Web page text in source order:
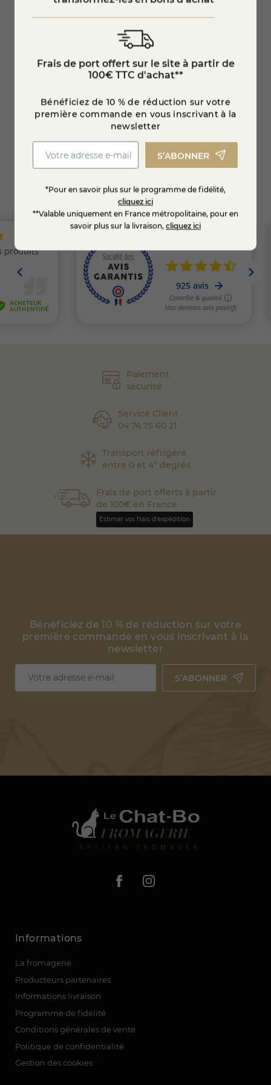
Confiture Extra de Mûre
6,95 €
Ajouter au panier
Paiement
sécurisé
Service Client
04 74 75 60 21
Transport réfrigéré
entre 0 et 4° degrés
Frais de port offerts à partir
de 100€ en France
Estimer vos frais d'expédition
Bénéficiez de 10 % de réduction sur votre
première commande en vous inscrivant à la
newsletter
S’ABONNER
Informations
La fromagerie
Producteurs partenaires
Informations livraison
Programme de fidélité
Conditions générales de vente
Politique de confidentialité
Gestion des cookies
Frais de port offert sur le site à partir de
100€ TTC d'achat**
Bénéficiez de 10 % de réduction sur votre
première commande en vous inscrivant à la
newsletter
S’ABONNER
*Pour en savoir plus sur le programme de fidélité,
cliquez ici
**Valable uniquement en France métropolitaine, pour en
savoir plus sur la livraison, cliquez ici